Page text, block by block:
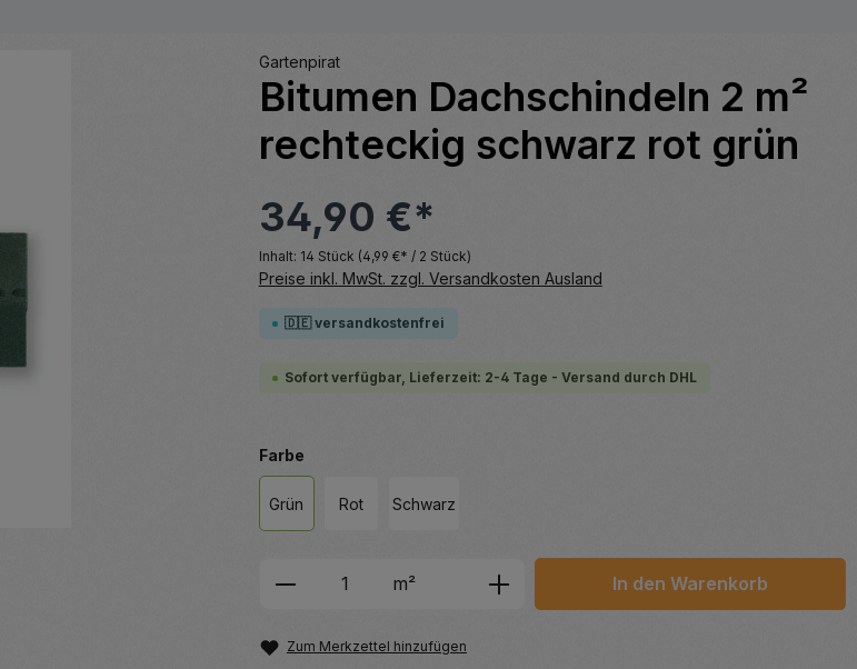
Gartenpirat
Bitumen Dachschindeln 2 m²
rechteckig schwarz rot grün
34,90 €*
Inhalt: 14 Stück (4,99 €* / 2 Stück)
Preise inkl. MwSt. zzgl. Versandkosten Ausland
🇩🇪 versandkostenfrei
Sofort verfügbar, Lieferzeit: 2-4 Tage - Versand durch DHL
Farbeauswählen
Grün Rot Schwarz
Produkt Anzahl: Gib den gewünschten Wert
m² In den Warenkorb
Zum Merkzettel hinzufügen